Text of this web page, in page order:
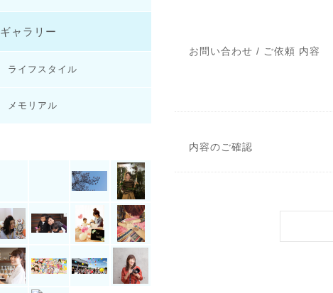
お問い合わせ / ご依頼 内容
内容のご確認
ギャラリー
ライフスタイル
メモリアル